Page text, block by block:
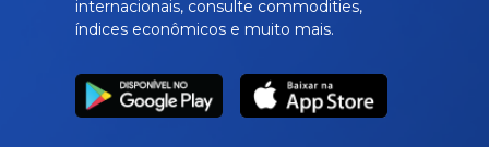
internacionais, consulte commodities,
índices econômicos e muito mais.